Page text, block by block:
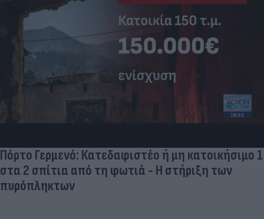
Πόρτο Γερμενό: Κατεδαφιστέο ή μη κατοικήσιμο 1
στα 2 σπίτια από τη φωτιά - Η στήριξη των
πυρόπληκτων